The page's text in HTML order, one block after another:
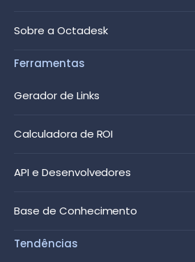
Sobre a Octadesk
Ferramentas
Gerador de Links
Calculadora de ROI
API e Desenvolvedores
Base de Conhecimento
Tendências